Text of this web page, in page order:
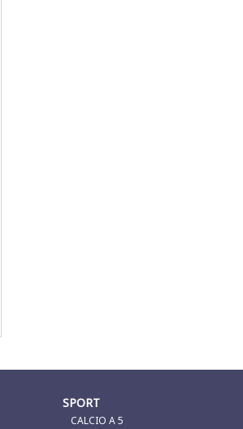
SPORT
CALCIO A 5